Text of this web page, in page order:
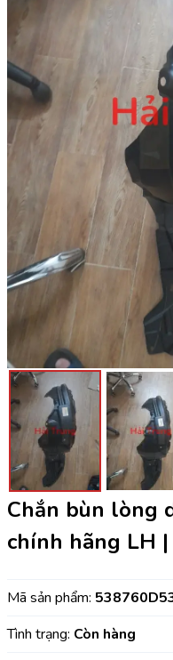
Chắn bùn lòng
chính hãng LH
Mã sản phẩm:
Tình trạng: Còn hàng